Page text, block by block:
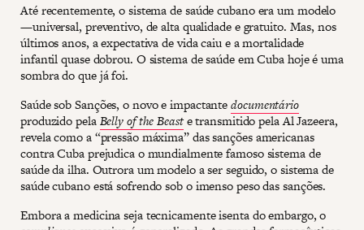
Até recentemente, o sistema de saúde cubano era um modelo
—universal, preventivo, de alta qualidade e gratuito. Mas, nos
últimos anos, a expectativa de vida caiu e a mortalidade
infantil quase dobrou. O sistema de saúde em Cuba hoje é uma
sombra do que já foi.
Saúde sob Sanções, o novo e impactantedocumentário
produzido pelaBelly of the Beaste transmitido pela Al Jazeera,
revela como a “pressão máxima” das sanções americanas
contra Cuba prejudica o mundialmente famoso sistema de
saúde da ilha. Outrora um modelo a ser seguido, o sistema de
saúde cubano está sofrendo sob o imenso peso das sanções.
Embora a medicina seja tecnicamente isenta do embargo, o